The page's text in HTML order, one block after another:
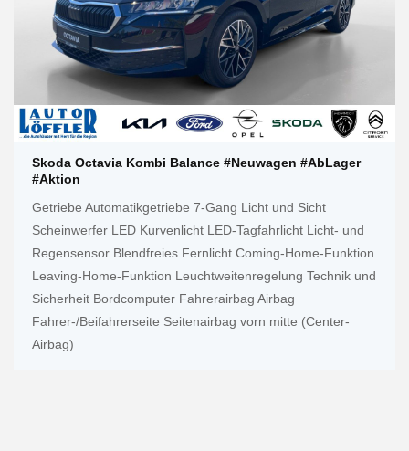
Skoda Octavia Kombi Balance #Neuwagen #AbLager
#Aktion
Getriebe Automatikgetriebe 7-Gang Licht und Sicht
Scheinwerfer LED Kurvenlicht LED-Tagfahrlicht Licht- und
Regensensor Blendfreies Fernlicht Coming-Home-Funktion
Leaving-Home-Funktion Leuchtweitenregelung Technik und
Sicherheit Bordcomputer Fahrerairbag Airbag
Fahrer-/Beifahrerseite Seitenairbag vorn mitte (Center-
Airbag)